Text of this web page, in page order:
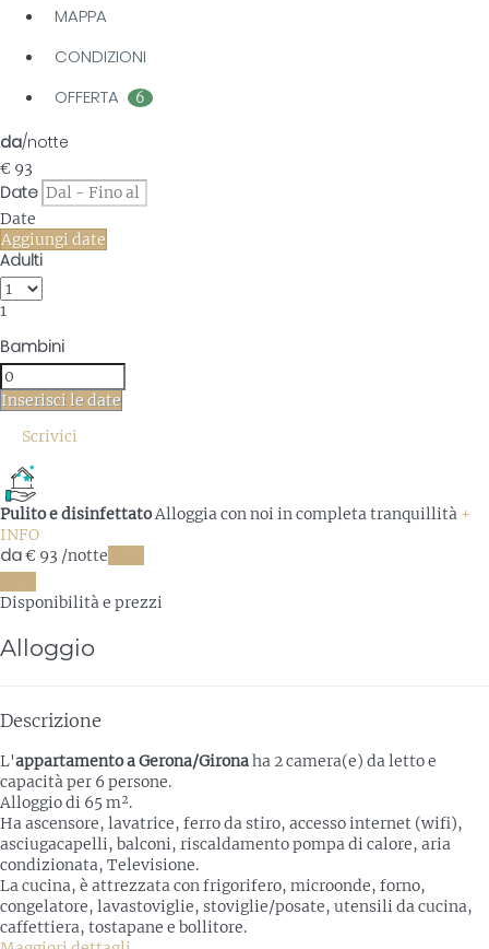
MAPPA
CONDIZIONI
OFFERTA
6
da/notte
€ 93
Date
Date
Aggiungi date
Adulti
1
Bambini
Inserisci le date
Scrivici
Pulito e disinfettatoAlloggia con noi in completa tranquillità +
INFO
da€ 93 /notte
Disponibilità e prezzi
Alloggio
Descrizione
L'appartamento a Gerona/Gironaha 2 camera(e) da letto e
capacità per 6 persone.
Alloggio di 65 m².
Ha ascensore, lavatrice, ferro da stiro, accesso internet (wifi),
asciugacapelli, balconi, riscaldamento pompa di calore, aria
condizionata, Televisione.
La cucina, è attrezzata con frigorifero, microonde, forno,
congelatore, lavastoviglie, stoviglie/posate, utensili da cucina,
caffettiera, tostapane e bollitore.